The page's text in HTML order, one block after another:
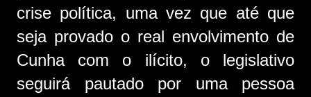
crise política, uma vez que até que
seja provado o real envolvimento de
Cunha com o ilícito, o legislativo
seguirá pautado por uma pessoa